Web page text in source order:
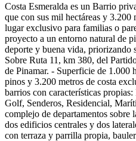
Costa Esmeralda es un Barrio
que con sus mil hectáreas y 3.200
lugar exclusivo para familias o
proyecto a un entorno natural de
deporte y buena vida, priorizando
Sobre Ruta 11, km 380, del
de Pinamar. - Superficie de 1.000
pinos y 3.200 metros de costa
barrios con características
Golf, Senderos, Residencial,
complejo de departamentos sobre
dos edificios centrales y dos
con terraza y parrilla propia,